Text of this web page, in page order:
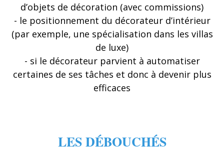
d’objets de décoration (avec commissions)
- le positionnement du décorateur d’intérieur
(par exemple, une spécialisation dans les villas
de luxe)
- si le décorateur parvient à automatiser
certaines de ses tâches et donc à devenir plus
efficaces
LES DÉBOUCHÉS